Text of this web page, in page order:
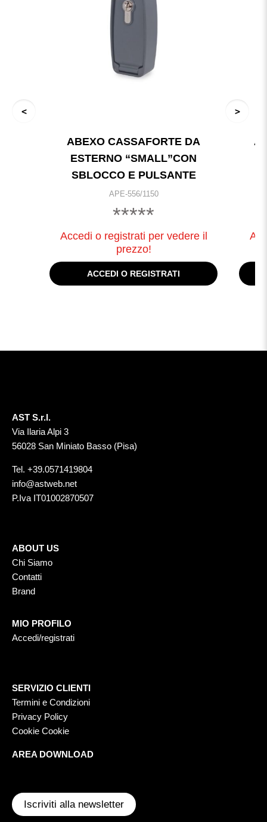
ABEXO CASSAFORTE DA
ESTERNO “SMALL”CON
SBLOCCO E PULSANTE
APE-556/1150
*****
Accedi o registrati per vedere il
prezzo!
ACCEDI O REGISTRATI
AST S.r.l.
Via Ilaria Alpi 3
56028 San Miniato Basso (Pisa)
Tel. +39.0571419804
info@astweb.net
P.Iva IT01002870507
ABOUT US
Chi Siamo
Contatti
Brand
MIO PROFILO
Accedi/registrati
SERVIZIO CLIENTI
Termini e Condizioni
Privacy Policy
Cookie Cookie
AREA DOWNLOAD
Iscriviti alla newsletter